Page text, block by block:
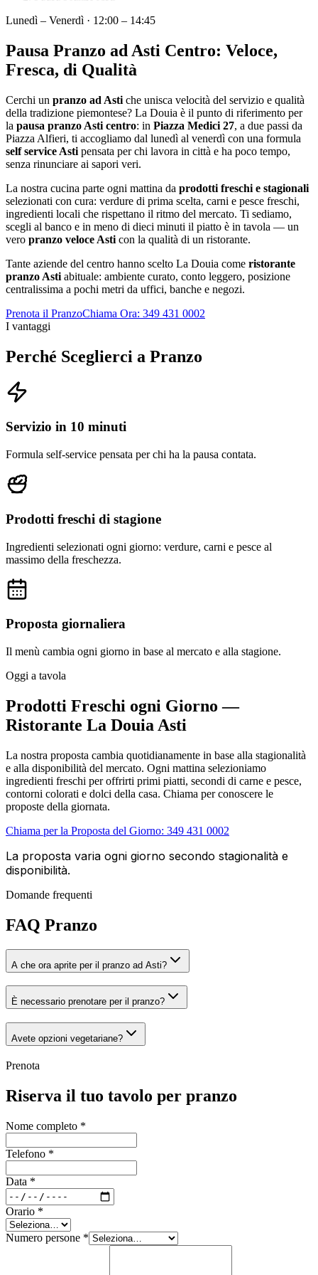
Lunedì – Venerdì · 12:00 – 14:45
Pausa Pranzo ad Asti Centro: Veloce,
Fresca, di Qualità
Cerchi un pranzo ad Asti che unisca velocità del servizio e qualità
della tradizione piemontese? La Douia è il punto di riferimento per
la pausa pranzo Asti centro: in Piazza Medici 27, a due passi da
Piazza Alfieri, ti accogliamo dal lunedì al venerdì con una formula
self service Asti pensata per chi lavora in città e ha poco tempo,
senza rinunciare ai sapori veri.
La nostra cucina parte ogni mattina da prodotti freschi e stagionali
selezionati con cura: verdure di prima scelta, carni e pesce freschi,
ingredienti locali che rispettano il ritmo del mercato. Ti sediamo,
scegli al banco e in meno di dieci minuti il piatto è in tavola — un
vero pranzo veloce Asti con la qualità di un ristorante.
Tante aziende del centro hanno scelto La Douia come ristorante
pranzo Asti abituale: ambiente curato, conto leggero, posizione
centralissima a pochi metri da uffici, banche e negozi.
Prenota il PranzoChiama Ora: 349 431 0002
I vantaggi
Perché Sceglierci a Pranzo
Servizio in 10 minuti
Formula self-service pensata per chi ha la pausa contata.
Prodotti freschi di stagione
Ingredienti selezionati ogni giorno: verdure, carni e pesce al
massimo della freschezza.
Proposta giornaliera
Il menù cambia ogni giorno in base al mercato e alla stagione.
Oggi a tavola
Prodotti Freschi ogni Giorno —
Ristorante La Douia Asti
La nostra proposta cambia quotidianamente in base alla stagionalità
e alla disponibilità del mercato. Ogni mattina selezioniamo
ingredienti freschi per offrirti primi piatti, secondi di carne e pesce,
contorni colorati e dolci della casa. Chiama per conoscere le
proposte della giornata.
Chiama per la Proposta del Giorno: 349 431 0002
La proposta varia ogni giorno secondo stagionalità e
disponibilità.
Domande frequenti
FAQ Pranzo
A che ora aprite per il pranzo ad Asti?
È necessario prenotare per il pranzo?
Avete opzioni vegetariane?
Prenota
Riserva il tuo tavolo per pranzo
Nome completo *
Telefono *
Data *
Orario *
Numero persone *